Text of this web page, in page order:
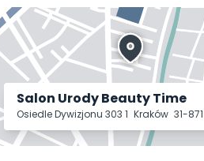
Salon Urody Beauty Time
Osiedle Dywizjonu 303 1 Kraków 31-871